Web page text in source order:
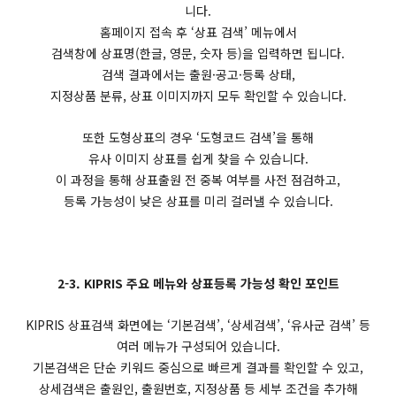
니다.
홈페이지 접속 후 ‘상표 검색’ 메뉴에서
검색창에 상표명(한글, 영문, 숫자 등)을 입력하면 됩니다.
검색 결과에서는 출원·공고·등록 상태,
지정상품 분류, 상표 이미지까지 모두 확인할 수 있습니다.
또한 도형상표의 경우 ‘도형코드 검색’을 통해
유사 이미지 상표를 쉽게 찾을 수 있습니다.
이 과정을 통해 상표출원 전 중복 여부를 사전 점검하고,
등록 가능성이 낮은 상표를 미리 걸러낼 수 있습니다.
2-3. KIPRIS 주요 메뉴와 상표등록 가능성 확인 포인트
KIPRIS 상표검색 화면에는 ‘기본검색’, ‘상세검색’, ‘유사군 검색’ 등
여러 메뉴가 구성되어 있습니다.
기본검색은 단순 키워드 중심으로 빠르게 결과를 확인할 수 있고,
상세검색은 출원인, 출원번호, 지정상품 등 세부 조건을 추가해